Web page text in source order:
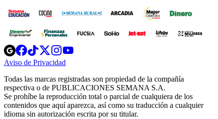
Opens
in
new
Opens
in
new
Opens
in
new
window
Opens
new
windowwindow
Aviso de Privacidad
new
window
Todas las marcas registradas son propiedad de la compañía
respectiva o de PUBLICACIONES SEMANA S.A.
Se prohíbe la reproducción total o parcial de cualquiera de los
contenidos que aquí aparezca, así como su traducción a cualquier
idioma sin autorización escrita por su titular.